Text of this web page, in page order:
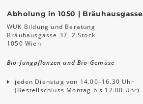
Abholung in 1050 | Bräuhausgasse
WUK Bildung und Beratung
Bräuhausgasse 37, 2.Stock
1050 Wien
Bio-Jungpflanzen und Bio-Gemüse
jeden Dienstag von 14.00–16.30 Uhr
(Bestellschluss Montag bis 12.00 Uhr)